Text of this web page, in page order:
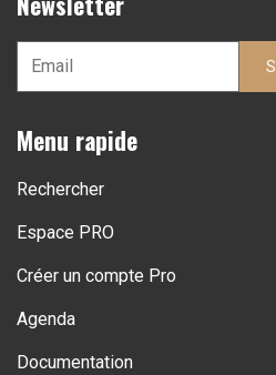
Menu rapide
Rechercher
Espace PRO
Créer un compte Pro
Agenda
Documentation